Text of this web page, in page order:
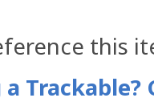
this
Trackable?